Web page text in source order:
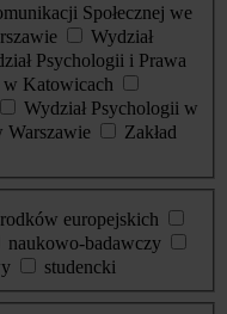
Społecznej we
Wydział
Psychologii i Prawa
w Katowicach
Wydział Psychologii w
Warszawie
Zakład
europejskich
naukowo-badawczy
studencki